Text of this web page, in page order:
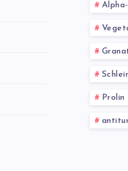
Prolin